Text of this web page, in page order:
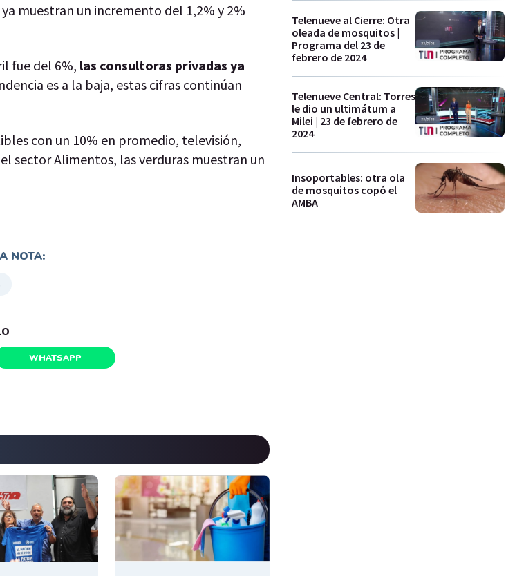
muestran un incremento del 1,2% y 2%
fue del 6%, las consultoras privadas ya
es a la baja, estas cifras continúan
con un 10% en promedio, televisión,
sector Alimentos, las verduras muestran un
NOTA:
WHATSAPP
Telenueve al Cierre: Otra
oleada de mosquitos |
Programa del 23 de
febrero de 2024
Telenueve Central: Torres
le dio un ultimátum a
Milei | 23 de febrero de
2024
Insoportables: otra ola
de mosquitos copó el
AMBA